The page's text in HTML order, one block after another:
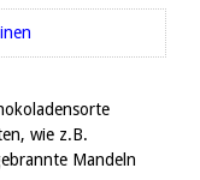
wie z.B.
Mandeln